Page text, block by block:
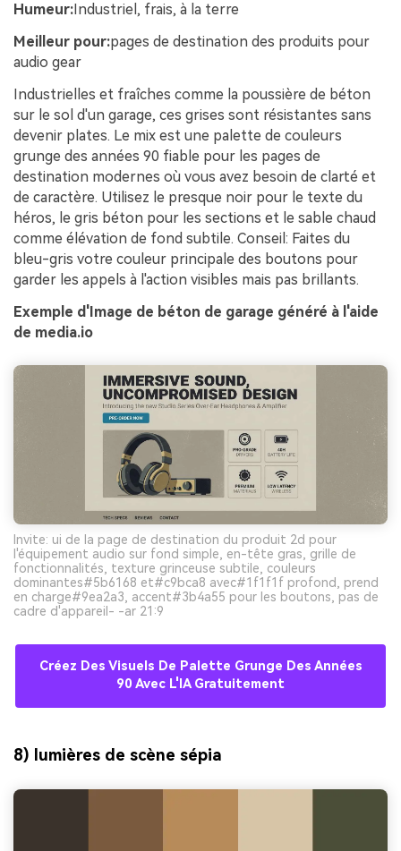
Humeur: Industriel, frais, à la terre
Meilleur pour:pages de destination des produits pour
audio gear
Industrielles et fraîches comme la poussière de béton
sur le sol d'un garage, ces grises sont résistantes sans
devenir plates. Le mix est une palette de couleurs
grunge des années 90 fiable pour les pages de
destination modernes où vous avez besoin de clarté et
de caractère. Utilisez le presque noir pour le texte du
héros, le gris béton pour les sections et le sable chaud
comme élévation de fond subtile. Conseil: Faites du
bleu-gris votre couleur principale des boutons pour
garder les appels à l'action visibles mais pas brillants.
Exemple d'Image de béton de garage généré à l'aide
de media.io
Invite: ui de la page de destination du produit 2d pour
l'équipement audio sur fond simple, en-tête gras, grille de
fonctionnalités, texture grinceuse subtile, couleurs
dominantes#5b6168 et#c9bca8 avec#1f1f1f profond, prend
en charge#9ea2a3, accent#3b4a55 pour les boutons, pas de
cadre d'appareil- -ar 21:9
Créez Des Visuels De Palette Grunge Des Années
90 Avec L'IA Gratuitement
8) lumières de scène sépia